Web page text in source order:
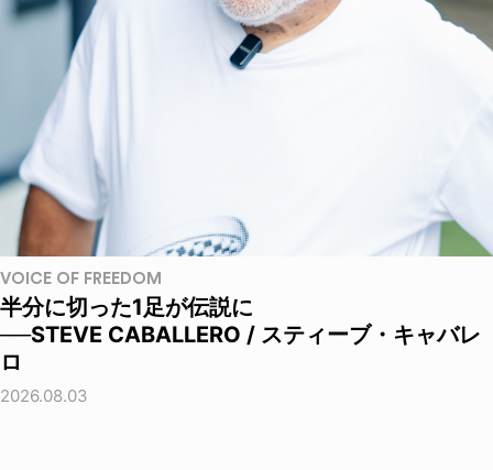
VOICE OF FREEDOM
半分に切った1足が伝説に
──STEVE CABALLERO / スティーブ・キャバレ
ロ
2026.08.03